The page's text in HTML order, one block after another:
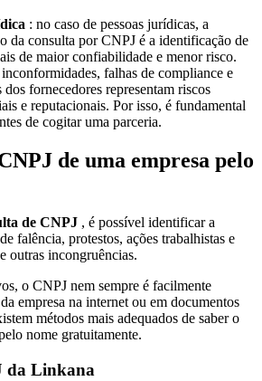
: no caso de pessoas jurídicas, a
da consulta por CNPJ é a identificação de
de maior confiabilidade e menor risco.
falhas de compliance e
dos fornecedores representam riscos
e reputacionais. Por isso, é fundamental
de cogitar uma parceria.
de uma empresa pelo
de CNPJ , é possível identificar a
falência, protestos, ações trabalhistas e
outras incongruências.
o CNPJ nem sempre é facilmente
empresa na internet ou em documentos
métodos mais adequados de saber o
nome gratuitamente.
da Linkana